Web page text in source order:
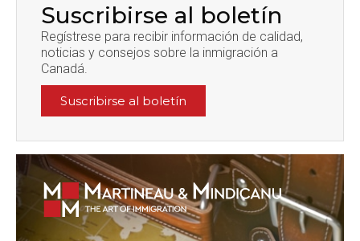
Suscribirse al boletín
Regístrese para recibir información de calidad,
noticias y consejos sobre la inmigración a
Canadá.
Suscribirse al boletín